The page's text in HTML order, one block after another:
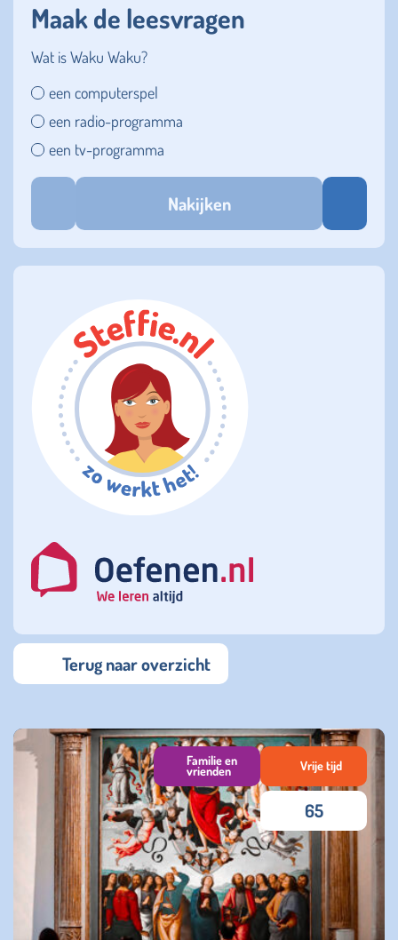
Maak de leesvragen
Wat is Waku Waku?
een computerspel
een radio-programma
een tv-programma
Nakijken
Terug naar overzicht
Familie en
vrienden Vrije tijd
65